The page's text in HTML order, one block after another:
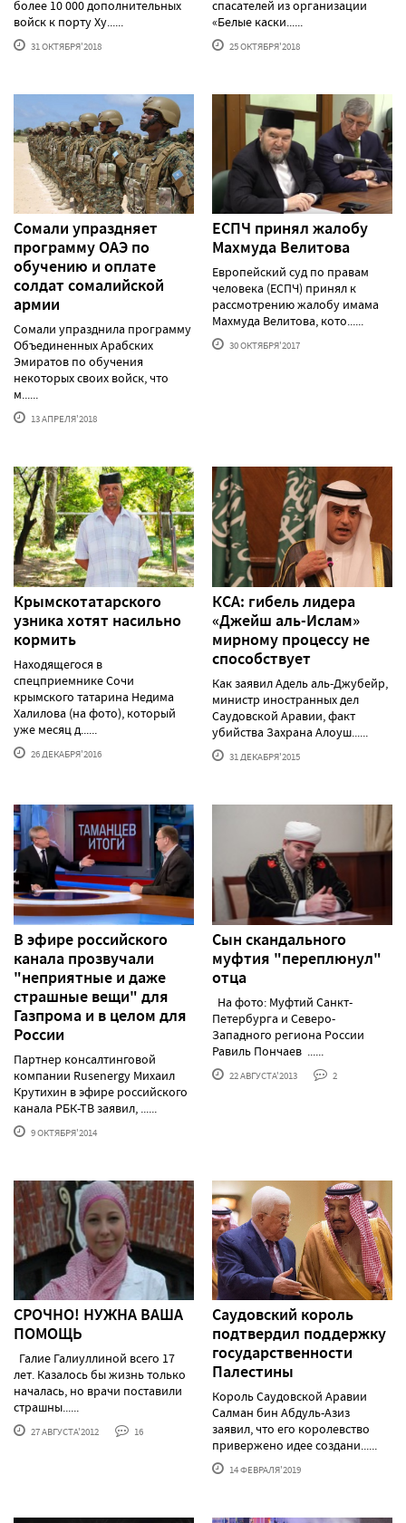
более 10 000 дополнительных
войск к порту Ху......
31 ОКТЯБРЯ'2018
спасателей из организации
«Белые каски......
25 ОКТЯБРЯ'2018
Сомали упраздняет
программу ОАЭ по
обучению и оплате
солдат сомалийской
армии
Сомали упразднила программу
Объединенных Арабских
Эмиратов по обучения
некоторых своих войск, что
м......
13 АПРЕЛЯ'2018
ЕСПЧ принял жалобу
Махмуда Велитова
Европейский суд по правам
человека (ЕСПЧ) принял к
рассмотрению жалобу имама
Махмуда Велитова, кото......
30 ОКТЯБРЯ'2017
Крымскотатарского
узника хотят насильно
кормить
Находящегося в
спецприемнике Сочи
крымского татарина Недима
Халилова (на фото), который
уже месяц д......
26 ДЕКАБРЯ'2016
КСА: гибель лидера
«Джейш аль-Ислам»
мирному процессу не
способствует
Как заявил Адель аль-Джубейр,
министр иностранных дел
Саудовской Аравии, факт
убийства Захрана Алоуш......
31 ДЕКАБРЯ'2015
В эфире российского
канала прозвучали
"неприятные и даже
страшные вещи" для
Газпрома и в целом для
России
Партнер консалтинговой
компании Rusenergy Михаил
Крутихин в эфире российского
канала РБК-ТВ заявил, ......
9 ОКТЯБРЯ'2014
Сын скандального
муфтия "переплюнул"
отца
На фото: Муфтий Санкт-
Петербурга и Северо-
Западного региона России
Равиль Пончаев ......
22 АВГУСТА'2013 2
СРОЧНО! НУЖНА ВАША
ПОМОЩЬ
Галие Галиуллиной всего 17
лет. Казалось бы жизнь только
началась, но врачи поставили
страшны......
27 АВГУСТА'2012 16
Саудовский король
подтвердил поддержку
государственности
Палестины
Король Саудовской Аравии
Салман бин Абдуль-Азиз
заявил, что его королевство
привержено идее создани......
14 ФЕВРАЛЯ'2019